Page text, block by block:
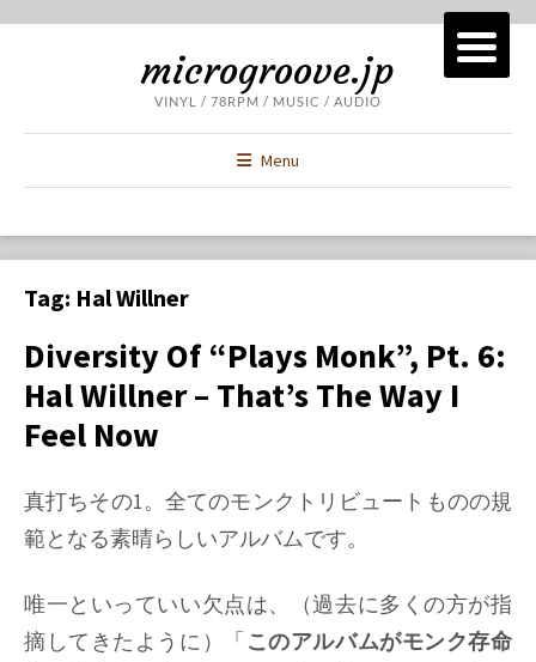
microgroove.jp
VINYL / 78RPM / MUSIC / AUDIO
Menu
Tag: Hal Willner
Diversity Of “Plays Monk”, Pt. 6:
Hal Willner – That’s The Way I
Feel Now
真打ちその1。全てのモンクトリビュートものの規
範となる素晴らしいアルバムです。
唯一といっていい欠点は、（過去に多くの方が指
摘してきたように）「このアルバムがモンク存命